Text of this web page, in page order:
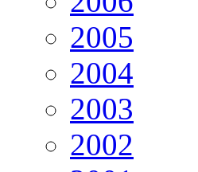
2005
2004
2003
2002